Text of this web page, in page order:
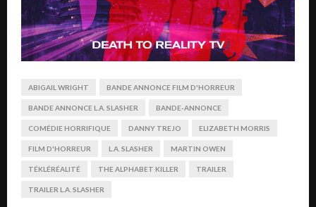
ABIGAIL WRIGHT BANDE ANNONCE FILM D'HORREUR
BANDE ANNONCE L.A. SLASHER BANDE-ANNONCE
COMÉDIE HORRIFIQUE DANNY TREJO ELIZABETH MORRIS
FILM D'HORREUR L.A. SLASHER MARTIN OWEN
TÉKLÉRÉALITÉ THE ALPHABET KILLER TRAILER
TRAILER L.A. SLASHER